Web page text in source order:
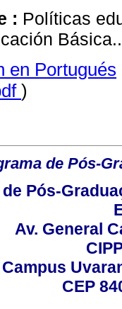
: Políticas
Básica..
en Portugués
)
de Pós-
Pós-
Av. General
Campus
CEP